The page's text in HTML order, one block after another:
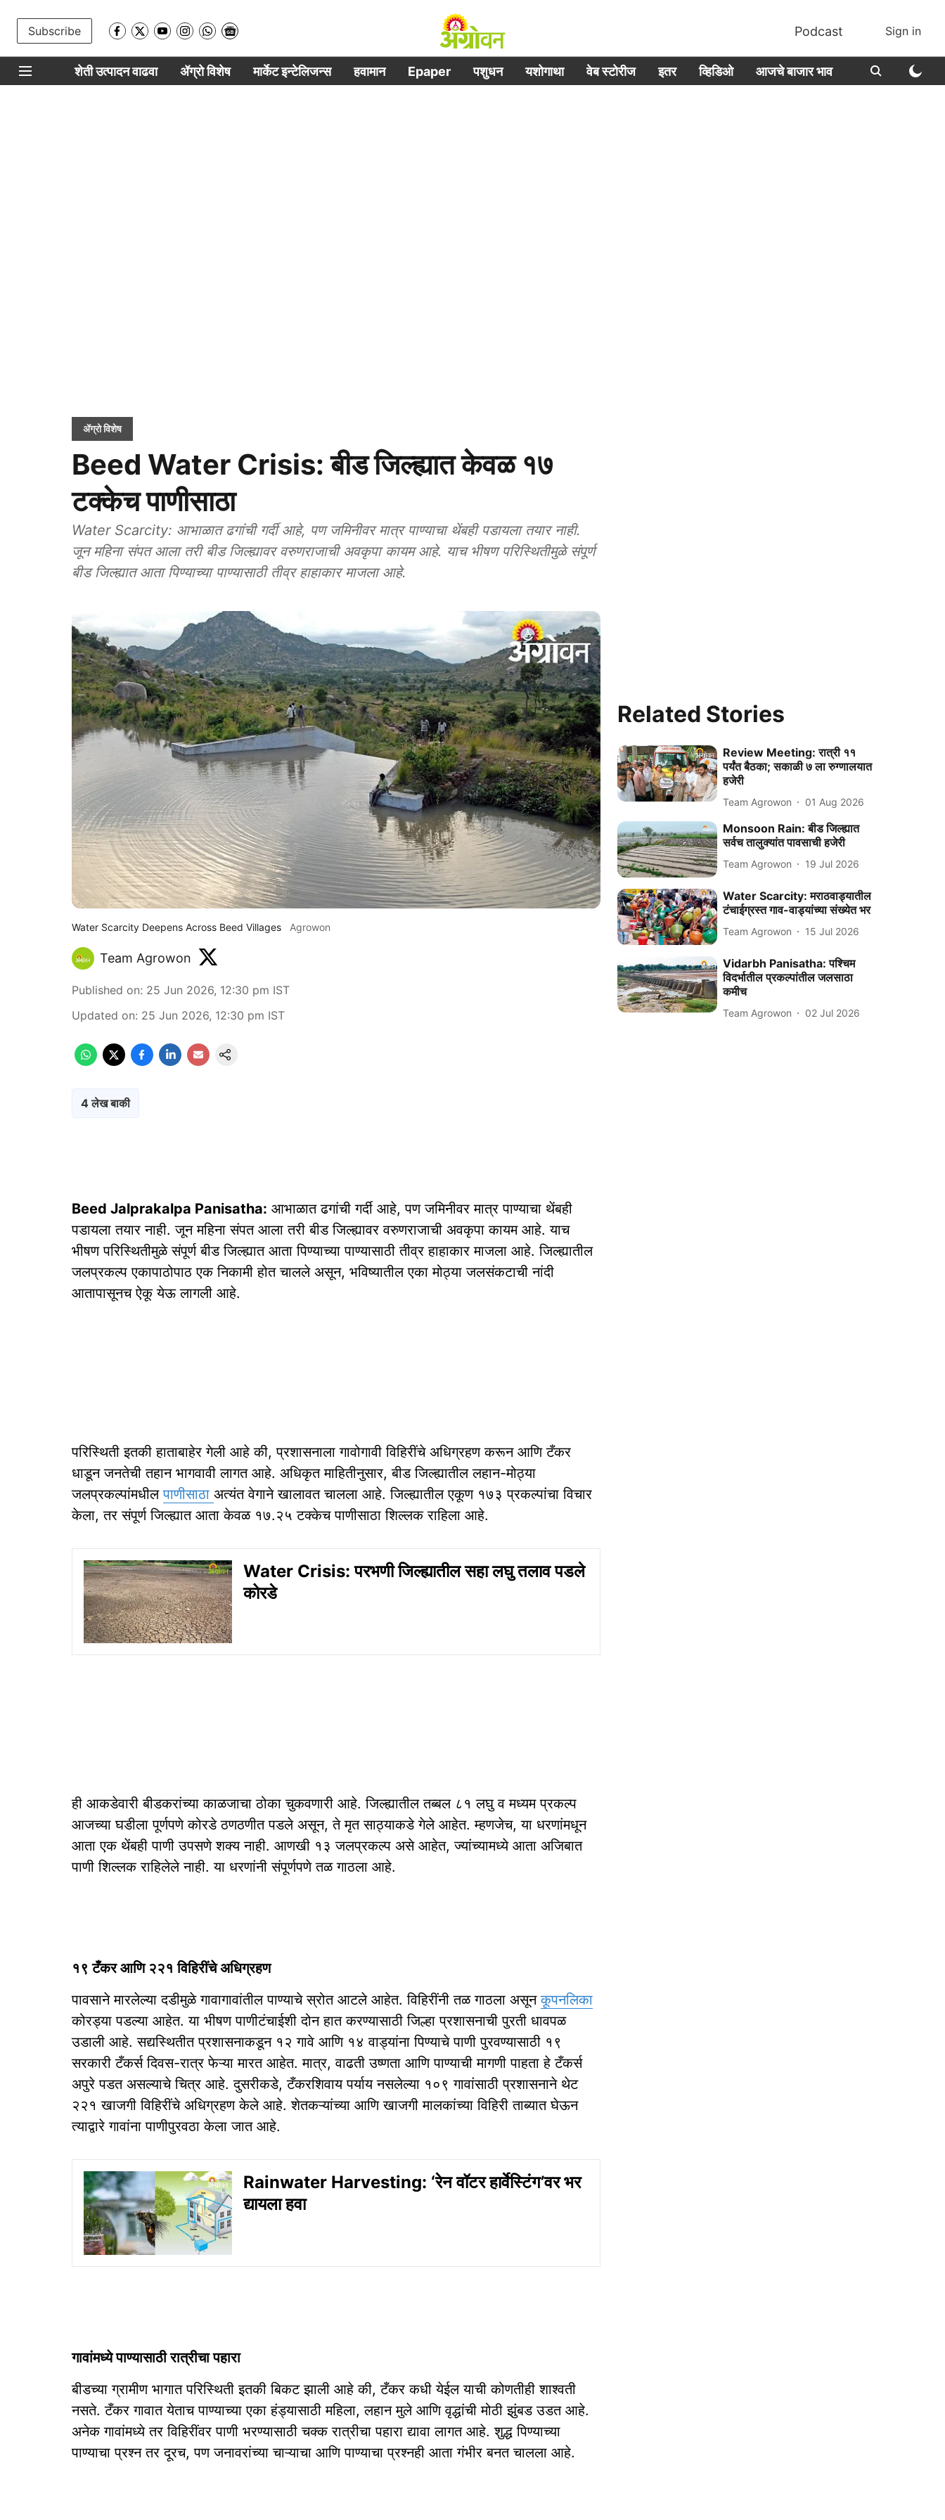
Subscribe Podcast Sign in
शेती उत्पादन वाढवा ॲग्रो विशेष मार्केट इन्टेलिजन्स हवामान Epaper पशुधन यशोगाथा वेब स्टोरीज इतर व्हिडिओ आजचे बाजार भाव
ॲग्रो विशेष
Beed Water Crisis: बीड जिल्ह्यात केवळ १७
टक्केच पाणीसाठा
Water Scarcity: आभाळात ढगांची गर्दी आहे, पण जमिनीवर मात्र पाण्याचा थेंबही पडायला तयार नाही.
जून महिना संपत आला तरी बीड जिल्ह्यावर वरुणराजाची अवकृपा कायम आहे. याच भीषण परिस्थितीमुळे संपूर्ण
बीड जिल्ह्यात आता पिण्याच्या पाण्यासाठी तीव्र हाहाकार माजला आहे.
Water Scarcity Deepens Across Beed Villages Agrowon
Team Agrowon
Published on: 25 Jun 2026, 12:30 pm IST
Updated on: 25 Jun 2026, 12:30 pm IST
4 लेख बाकी
Beed Jalprakalpa Panisatha: आभाळात ढगांची गर्दी आहे, पण जमिनीवर मात्र पाण्याचा थेंबही
पडायला तयार नाही. जून महिना संपत आला तरी बीड जिल्ह्यावर वरुणराजाची अवकृपा कायम आहे. याच
भीषण परिस्थितीमुळे संपूर्ण बीड जिल्ह्यात आता पिण्याच्या पाण्यासाठी तीव्र हाहाकार माजला आहे. जिल्ह्यातील
जलप्रकल्प एकापाठोपाठ एक निकामी होत चालले असून, भविष्यातील एका मोठ्या जलसंकटाची नांदी
आतापासूनच ऐकू येऊ लागली आहे.
परिस्थिती इतकी हाताबाहेर गेली आहे की, प्रशासनाला गावोगावी विहिरींचे अधिग्रहण करून आणि टँकर
धाडून जनतेची तहान भागवावी लागत आहे. अधिकृत माहितीनुसार, बीड जिल्ह्यातील लहान-मोठ्या
जलप्रकल्पांमधीलपाणीसाठा अत्यंत वेगाने खालावत चालला आहे. जिल्ह्यातील एकूण १७३ प्रकल्पांचा विचार
केला, तर संपूर्ण जिल्ह्यात आता केवळ १७.२५ टक्केच पाणीसाठा शिल्लक राहिला आहे.
Water Crisis: परभणी जिल्ह्यातील सहा लघु तलाव पडले
कोरडे
ही आकडेवारी बीडकरांच्या काळजाचा ठोका चुकवणारी आहे. जिल्ह्यातील तब्बल ८१ लघु व मध्यम प्रकल्प
आजच्या घडीला पूर्णपणे कोरडे ठणठणीत पडले असून, ते मृत साठ्याकडे गेले आहेत. म्हणजेच, या धरणांमधून
आता एक थेंबही पाणी उपसणे शक्य नाही. आणखी १३ जलप्रकल्प असे आहेत, ज्यांच्यामध्ये आता अजिबात
पाणी शिल्लक राहिलेले नाही. या धरणांनी संपूर्णपणे तळ गाठला आहे.
१९ टँकर आणि २२१ विहिरींचे अधिग्रहण
पावसाने मारलेल्या दडीमुळे गावागावांतील पाण्याचे स्रोत आटले आहेत. विहिरींनी तळ गाठला असूनकूपनलिका
कोरड्या पडल्या आहेत. या भीषण पाणीटंचाईशी दोन हात करण्यासाठी जिल्हा प्रशासनाची पुरती धावपळ
उडाली आहे. सद्यस्थितीत प्रशासनाकडून १२ गावे आणि १४ वाड्यांना पिण्याचे पाणी पुरवण्यासाठी १९
सरकारी टँकर्स दिवस-रात्र फेऱ्या मारत आहेत. मात्र, वाढती उष्णता आणि पाण्याची मागणी पाहता हे टँकर्स
अपुरे पडत असल्याचे चित्र आहे. दुसरीकडे, टँकरशिवाय पर्याय नसलेल्या १०९ गावांसाठी प्रशासनाने थेट
२२१ खाजगी विहिरींचे अधिग्रहण केले आहे. शेतकऱ्यांच्या आणि खाजगी मालकांच्या विहिरी ताब्यात घेऊन
त्याद्वारे गावांना पाणीपुरवठा केला जात आहे.
Rainwater Harvesting: ‘रेन वॉटर हार्वेस्टिंग’वर भर
द्यायला हवा
गावांमध्ये पाण्यासाठी रात्रीचा पहारा
बीडच्या ग्रामीण भागात परिस्थिती इतकी बिकट झाली आहे की, टँकर कधी येईल याची कोणतीही शाश्वती
नसते. टँकर गावात येताच पाण्याच्या एका हंड्यासाठी महिला, लहान मुले आणि वृद्धांची मोठी झुंबड उडत आहे.
अनेक गावांमध्ये तर विहिरींवर पाणी भरण्यासाठी चक्क रात्रीचा पहारा द्यावा लागत आहे. शुद्ध पिण्याच्या
पाण्याचा प्रश्न तर दूरच, पण जनावरांच्या चाऱ्याचा आणि पाण्याचा प्रश्नही आता गंभीर बनत चालला आहे.
Related Stories
Review Meeting: रात्री ११
पर्यंत बैठका; सकाळी ७ ला रुग्णालयात
हजेरी
Team Agrowon 01 Aug 2026
Monsoon Rain: बीड जिल्ह्यात
सर्वच तालुक्यांत पावसाची हजेरी
Team Agrowon 19 Jul 2026
Water Scarcity: मराठवाड्यातील
टंचाईग्रस्त गाव-वाड्यांच्या संख्येत भर
Team Agrowon 15 Jul 2026
Vidarbh Panisatha: पश्चिम
विदर्भातील प्रकल्पांतील जलसाठा
कमीच
Team Agrowon 02 Jul 2026